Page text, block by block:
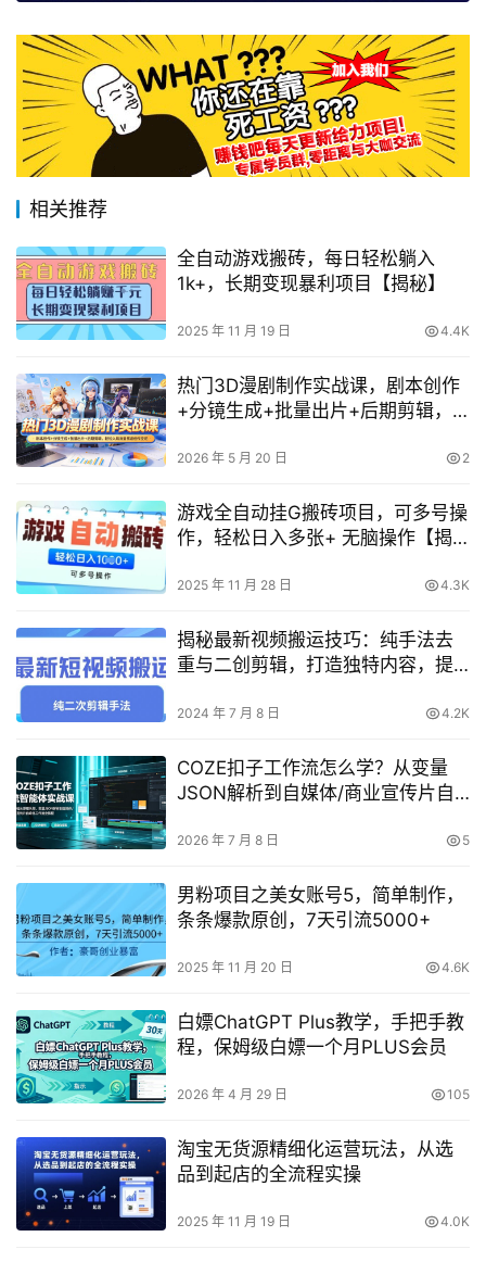
相关推荐
全自动游戏搬砖，每日轻松躺入
1k+，长期变现暴利项目【揭秘】
2025 年 11 月 19 日 4.4K
热门3D漫剧制作实战课，剧本创作
+分镜生成+批量出片+后期剪辑，
2026 年 5 月 20 日 2
游戏全自动挂G搬砖项目，可多号操
作，轻松日入多张+ 无脑操作【揭
2025 年 11 月 28 日 4.3K
揭秘最新视频搬运技巧：纯手法去
重与二创剪辑，打造独特内容，提
2024 年 7 月 8 日 4.2K
COZE扣子工作流怎么学？从变量
JSON解析到自媒体/商业宣传片自
2026 年 7 月 8 日 5
男粉项目之美女账号5，简单制作，
条条爆款原创，7天引流5000+
2025 年 11 月 20 日 4.6K
白嫖ChatGPT Plus教学，手把手教
程，保姆级白嫖一个月PLUS会员
2026 年 4 月 29 日 105
淘宝无货源精细化运营玩法，从选
品到起店的全流程实操
2025 年 11 月 19 日 4.0K